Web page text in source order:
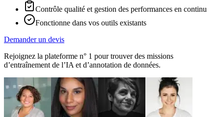
Contrôle qualité et gestion des performances en continu
Fonctionne dans vos outils existants
Demander un devis
Rejoignez la plateforme n° 1 pour trouver des missions
d’entraînement de l’IA et d’annotation de données.